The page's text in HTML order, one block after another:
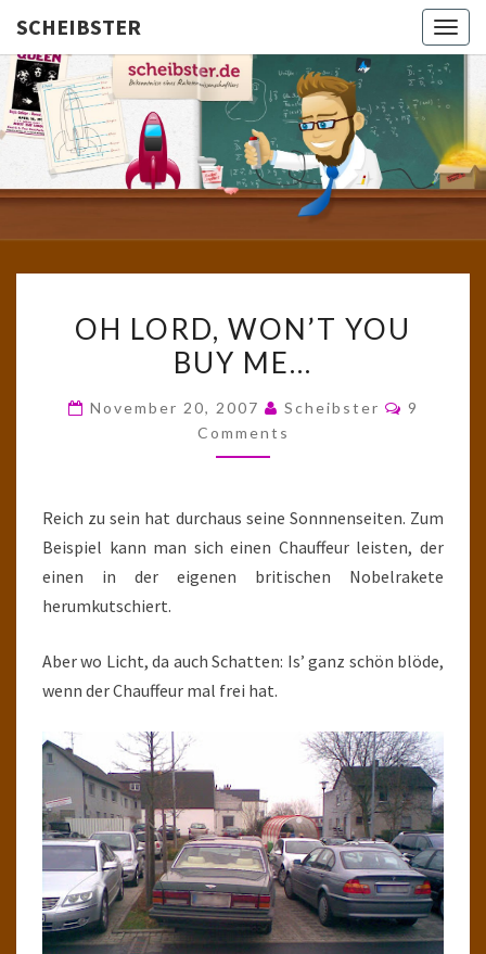
SCHEIBSTER
Gutbürgerliche
Reime Und
Mehr! In
Blogform.
School!
LORD,
WON’T
BUY
ME…
OH LORD, WON’T YOU
BUY ME…
November 20, 2007 Scheibster
9
Comments
Reich zu sein hat durchaus seine Sonnnenseiten. Zum
Beispiel kann man sich einen Chauffeur leisten, der
einen in der eigenen britischen Nobelrakete
herumkutschiert.
Aber wo Licht, da auch Schatten: Is’ ganz schön blöde,
wenn der Chauffeur mal frei hat.